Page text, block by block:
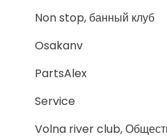
Non stop, банный клуб
Osakanv
PartsAlex
Service
Volna river club,